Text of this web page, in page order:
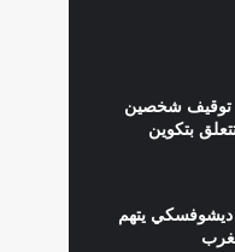
توقيف شخصين
بتكوين
ديشوفسكي يتهم